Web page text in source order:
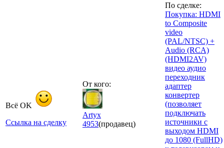
Всё OK
Ссылка на сделку
От кого:
Artyx
4953(продавец)
По сделке:
Покупка: HDMI
to Composite
video
(PAL/NTSC) +
Audio (RCA)
(HDMI2AV)
видео аудио
переходник
адаптер
конвертер
(позволяет
подключать
источники с
выходом HDMI
до 1080 (FullHD)